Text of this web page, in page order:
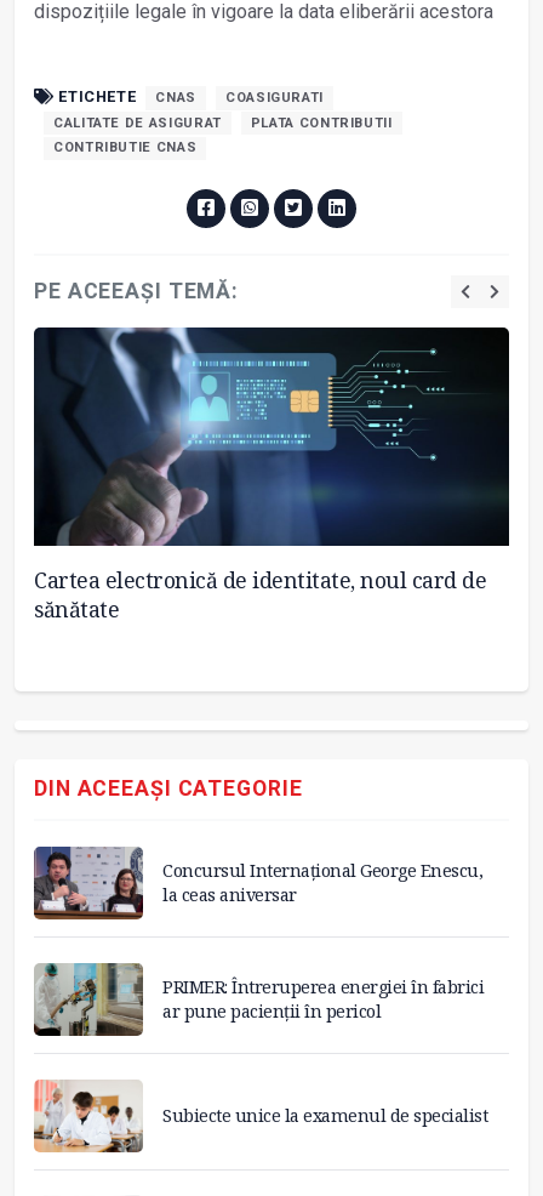
dispozițiile legale în vigoare la data eliberării acestora
ETICHETE CNAS
COASIGURATI
CALITATE DE ASIGURAT
PLATA CONTRIBUTII
CONTRIBUTIE CNAS
PE ACEEAȘI TEMĂ:
Cartea electronică de identitate, noul card de
sănătate
DIN ACEEAȘI CATEGORIE
Concursul Internațional George Enescu,
la ceas aniversar
PRIMER: Întreruperea energiei în fabrici
ar pune pacienții în pericol
Subiecte unice la examenul de specialist